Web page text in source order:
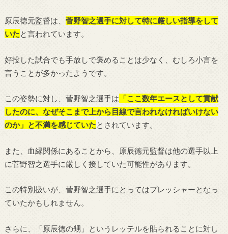
原辰徳元監督は、 菅野智之選手に対して特に厳しい指導をして
いたと言われています。
好投した試合でも手放しで褒めることは少なく、むしろ小言を
言うことが多かったようです。
この姿勢に対し、菅野智之選手は 「ここ数年エースとして貢献
したのに、なぜそこまで上から目線で言われなければいけない
のか」と不満を感じていたとされています。
また、血縁関係にあることから、原辰徳元監督は他の選手以上
に菅野智之選手に厳しく接していた可能性があります。
この特別扱いが、菅野智之選手にとってはプレッシャーとなっ
ていたかもしれません。
さらに、「原辰徳の甥」というレッテルを貼られることに対し